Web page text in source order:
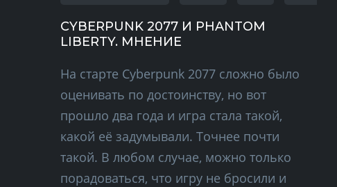
CYBERPUNK 2077 И PHANTOM
LIBERTY. МНЕНИЕ
На старте Cyberpunk 2077 сложно было
оценивать по достоинству, но вот
прошло два года и игра стала такой,
какой её задумывали. Точнее почти
такой. В любом случае, можно только
порадоваться, что игру не бросили и